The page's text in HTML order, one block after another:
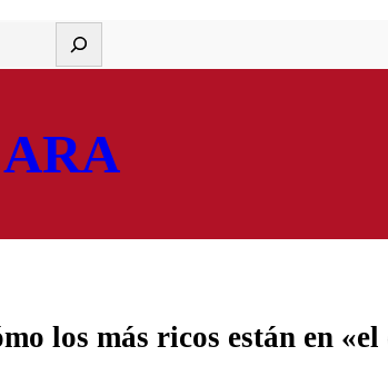
los más ricos están en